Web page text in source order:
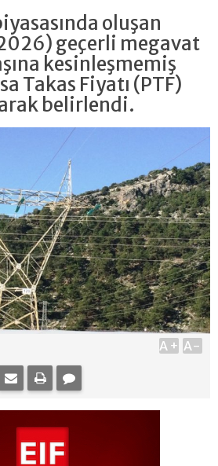
oluşan
geçerli megavat
kesinleşmemiş
Takas Fiyatı (PTF)
belirlendi.
A+ A-